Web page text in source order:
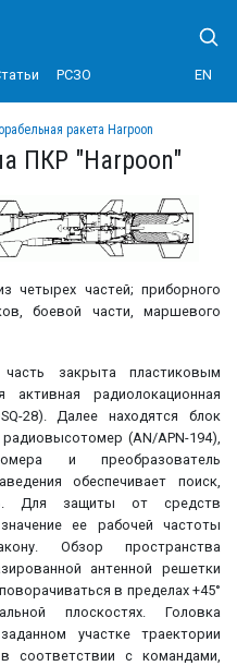
РСЗО EN
ракета Harpoon
ПКР "Harpoon"
четырех частей; приборного
боевой части, маршевого
закрыта пластиковым
активная радиолокационная
28). Далее находятся блок
(AN/APN-194),
и преобразователь
обеспечивает поиск,
Для защиты от средств
ее рабочей частоты
Обзор пространства
антенной решетки
в пределах +45°
плоскостях. Головка
участке траектории
соответствии с командами,